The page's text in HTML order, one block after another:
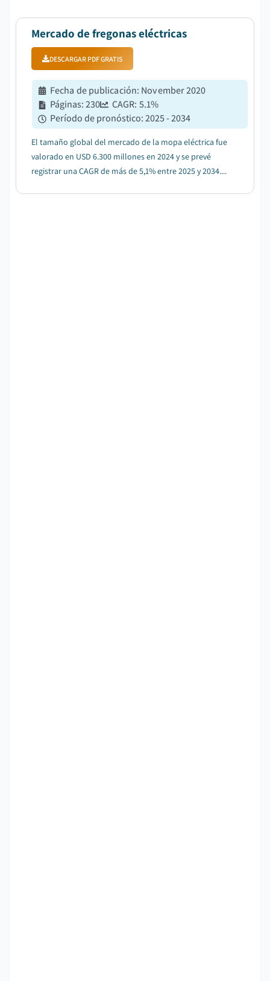
Mercado de fregonas eléctricas
DESCARGAR PDF GRATIS
Fecha de publicación: November 2020
Páginas:230 CAGR: 5.1%
Período de pronóstico:2025 - 2034
El tamaño global del mercado de la mopa eléctrica fue
valorado en USD 6.300 millones en 2024 y se prevé
registrar una CAGR de más de 5,1% entre 2025 y 2034....